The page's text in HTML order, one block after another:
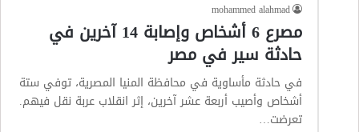
mohammed alahmad
مصرع 6 أشخاص وإصابة 14 آخرين في
حادثة سير في مصر
في حادثة مأساوية في محافظة المنيا المصرية، توفي ستة
أشخاص وأصيب أربعة عشر آخرين، إثر انقلاب عربة نقل فيهم.
تعرضت…